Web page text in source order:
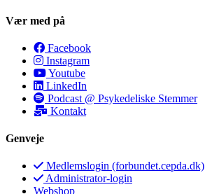
Vær med på
Facebook
Instagram
Youtube
LinkedIn
Podcast @ Psykedeliske Stemmer
Kontakt
Genveje
Medlemslogin (forbundet.cepda.dk)
Administrator-login
Webshop